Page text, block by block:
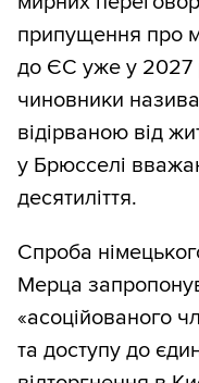
припущення про
до ЄС уже у 2027
чиновники
відірваною від
у Брюсселі
десятиліття.
Спроба
Мерца
«асоційованого
та доступу до